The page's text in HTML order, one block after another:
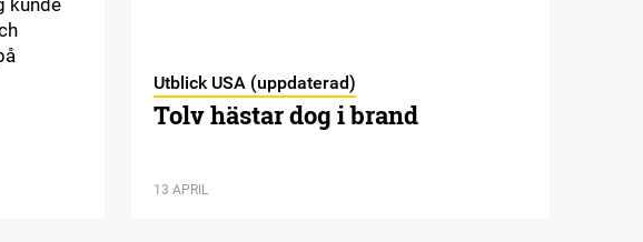
Utblick USA (uppdaterad)
Tolv hästar dog i brand
13 APRIL